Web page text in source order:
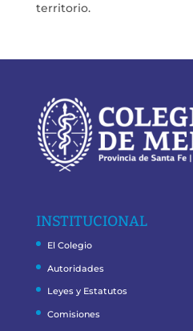
territorio.
INSTITUCIONAL
El Colegio
Autoridades
Leyes y Estatutos
Comisiones